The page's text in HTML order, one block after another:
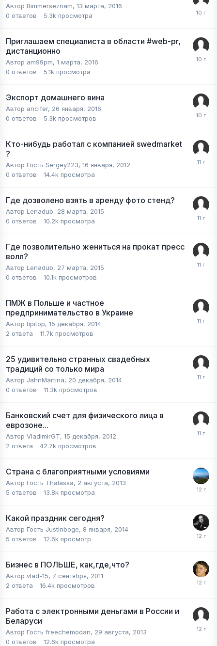
Автор Bimmerseznam, 13 марта, 2016
0 ответов 5.3k просмотра
Приглашаем специалиста в области #web-pr,
дистанционно
Автор am99pm, 1 марта, 2016
0 ответов 5.1k просмотра
Экспорт домашнего вина
Автор ancifer, 26 января, 2016
0 ответов 5.3k просмотров
Кто-нибудь работал с компанией swedmarket
?
Автор Гость Sergey223, 16 января, 2012
0 ответов 14.4k просмотра
Где дозволено взять в аренду фото стенд?
Автор Lenadub, 28 марта, 2015
0 ответов 10.2k просмотра
Где позволительно жениться на прокат пресс
волл?
Автор Lenadub, 27 марта, 2015
0 ответов 10.1k просмотров
ПМЖ в Польше и частное
предпринимательство в Украине
Авторtipitop, 15 декабря, 2014
2 ответа 11.7k просмотров
25 удивительно странных свадебных
традиций со только мира
Автор JahnMartina, 20 декабря, 2014
0 ответов 11.3k просмотров
Банковский счет для физического лица в
еврозоне...
Автор VladimirGT, 15 декабря, 2012
2 ответа 42.7k просмотров
Страна с благоприятными условиями
Автор Гость Thalassa, 2 августа, 2013
5 ответов 13.8k просмотра
Какой праздник сегодня?
Автор Гость Justinboge, 8 января, 2014
5 ответов 12.6k просмотр
Бизнес в ПОЛЬШЕ, как,где,что?
Автор vlad-15, 7 сентября, 2011
2 ответа 16.4k просмотров
Работа с электронными деньгами в России и
Беларуси
Автор Гость freechemodan, 29 августа, 2013
0 ответов 12.6k просмотра